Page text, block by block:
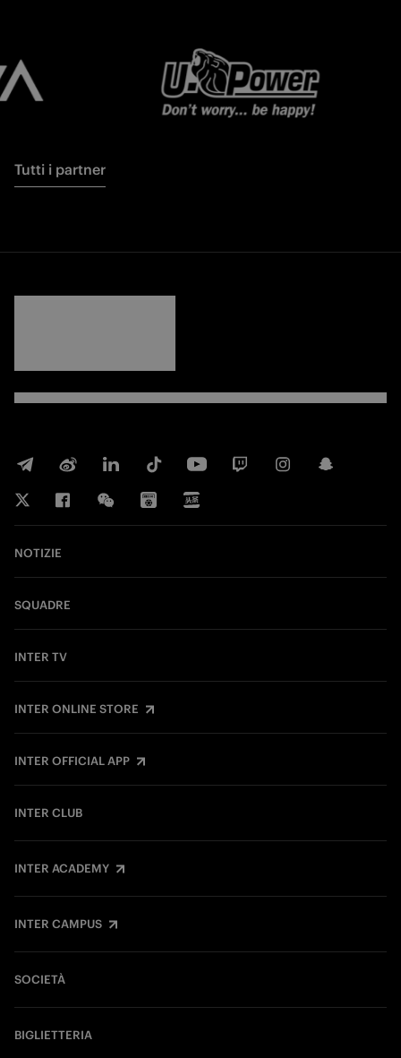
Tutti i partner
NOTIZIE
SQUADRE
INTER TV
INTER ONLINE STORE
INTER OFFICIAL APP
INTER CLUB
INTER ACADEMY
INTER CAMPUS
SOCIETÀ
BIGLIETTERIA